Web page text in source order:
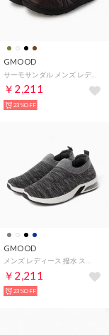
GMOOD
￥2,211
23%OFF
GMOOD
￥2,211
23%OFF